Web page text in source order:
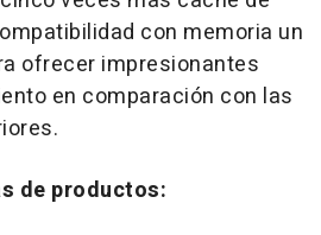
con memoria un
ofrecer impresionantes
en comparación con las
de productos: